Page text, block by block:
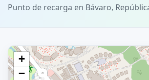
Punto de recarga en Bávaro,
+
−